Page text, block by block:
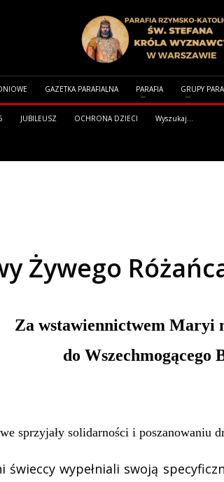
GAZETKA PARAFIALNA PARAFIA GRUPY
JUBILEUSZ OCHRONA DZIECI Wyszukaj...
Żywego
Za wstawiennictwem Maryi
do Wszechmogącego
sprzyjały solidarności i poszanowaniu
świeccy wypełniali swoją